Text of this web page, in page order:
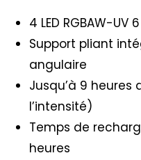
4 LED RGBAW-UV
Support pliant
angulaire
Jusqu’à 9 heures
l’intensité)
Temps de
heures